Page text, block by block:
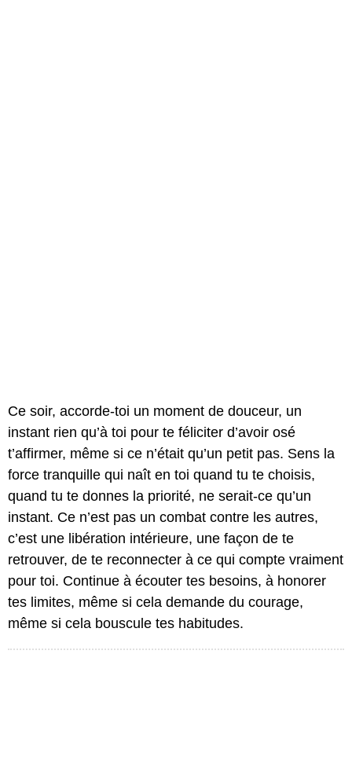
Ce soir, accorde-toi un moment de douceur, un
instant rien qu’à toi pour te féliciter d’avoir osé
t’affirmer, même si ce n’était qu’un petit pas. Sens la
force tranquille qui naît en toi quand tu te choisis,
quand tu te donnes la priorité, ne serait-ce qu’un
instant. Ce n’est pas un combat contre les autres,
c’est une libération intérieure, une façon de te
retrouver, de te reconnecter à ce qui compte vraiment
pour toi. Continue à écouter tes besoins, à honorer
tes limites, même si cela demande du courage,
même si cela bouscule tes habitudes.